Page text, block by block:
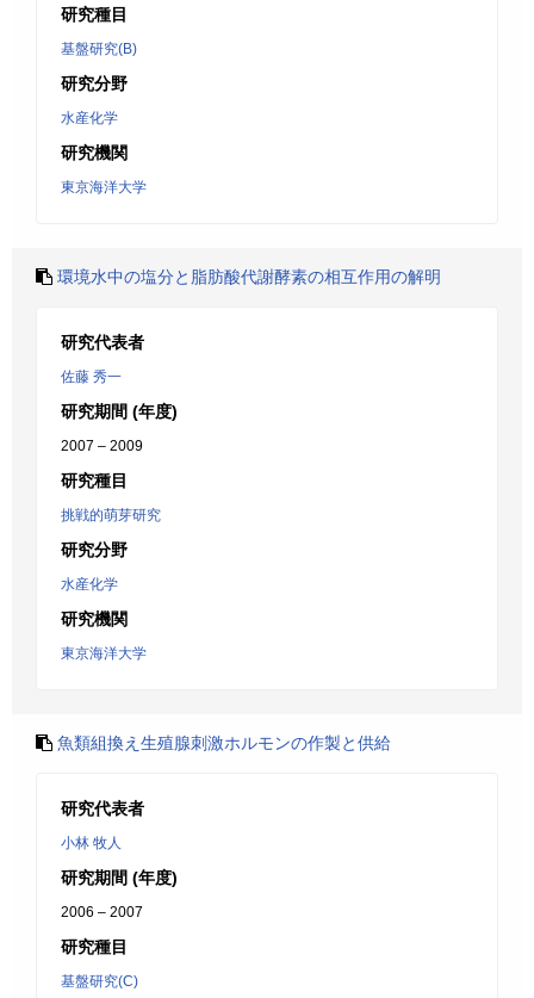
研究種目
基盤研究(B)
研究分野
水産化学
研究機関
東京海洋大学
環境水中の塩分と脂肪酸代謝酵素の相互作用の解明
研究代表者
佐藤 秀一
研究期間 (年度)
2007 – 2009
研究種目
挑戦的萌芽研究
研究分野
水産化学
研究機関
東京海洋大学
魚類組換え生殖腺刺激ホルモンの作製と供給
研究代表者
小林 牧人
研究期間 (年度)
2006 – 2007
研究種目
基盤研究(C)